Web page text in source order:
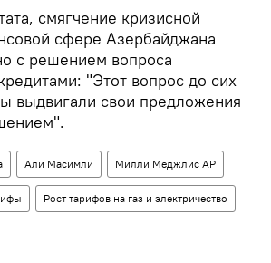
смягчение кризисной
сфере Азербайджана
с решением вопроса
"Этот вопрос до сих
выдвигали свои предложения
Али Масимли Милли Меджлис АР
Рост тарифов на газ и электричество